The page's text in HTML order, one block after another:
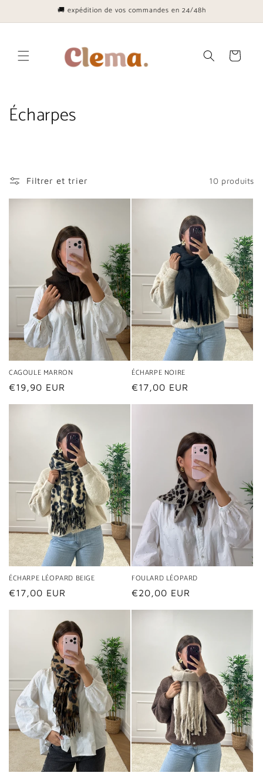
au
🚚 expédition de vos commandes en 24/48h
Panier
C
l
e
t
o
n
:
Écharpes
Filtrer et trier 10 produits
CAGOULE MARRON
Prix
€19,90 EUR
ÉCHARPE NOIRE
Prix
€17,00 EUR
ÉCHARPE LÉOPARD BEIGE
Prix
€17,00 EUR
FOULARD LÉOPARD
Prix
€20,00 EUR